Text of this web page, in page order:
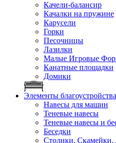
Качели-балансир
Качалки на пружине
Карусели
Горки
Песочницы
Лазилки
Малые Игровые
Канатные площадки
Домики
Элементы
Навесы для машин
Теневые навесы
Теневые навесы и
Беседки
Столики, Скамейки,